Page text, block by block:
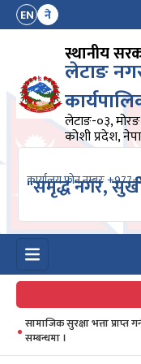
EN ने
स्थानीय
लेटाङ
लेटाङ-०३, मोरङ
कोशी प्रदेश,
कार्यालय फोन नम्बरः
"समृद्ध नगर,
सामाजिक सुरक्षा भत्ता
सम्बन्धमा ।